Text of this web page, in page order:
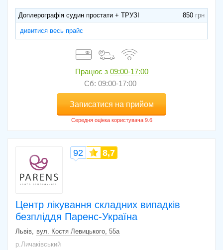
Доплерографія судин простати + ТРУЗІ 850
дивитися весь прайс
Працює з 09:00-17:00
Сб: 09:00-17:00
Записатися на прийом
Центр лікування складних випадків
безпліддя Паренс-Україна
92 8,7
Львів
вул. Костя Левицького, 55а
р.Личаківський